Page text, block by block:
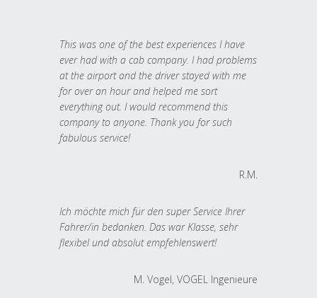
This was one of the best experiences I have
ever had with a cab company. I had problems
at the airport and the driver stayed with me
for over an hour and helped me sort
everything out. I would recommend this
company to anyone. Thank you for such
fabulous service!
R.M.
Ich möchte mich für den super Service Ihrer
Fahrer/in bedanken. Das war Klasse, sehr
flexibel und absolut empfehlenswert!
M. Vogel, VOGEL Ingenieure